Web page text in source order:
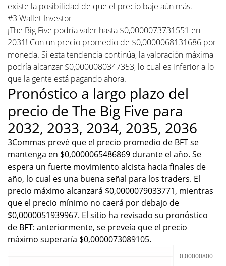
existe la posibilidad de que el precio baje aún más.
#3 Wallet Investor
¡The Big Five podría valer hasta $0,0000073731551 en
2031! Con un precio promedio de $0,0000068131686 por
moneda. Si esta tendencia continúa, la valoración máxima
podría alcanzar $0,0000080347353, lo cual es inferior a lo
que la gente está pagando ahora.
Pronóstico a largo plazo del
precio de The Big Five para
2032, 2033, 2034, 2035, 2036
3Commas prevé que el precio promedio de BFT se
mantenga en $0,0000065486869 durante el año. Se
espera un fuerte movimiento alcista hacia finales de
año, lo cual es una buena señal para los traders. El
precio máximo alcanzará $0,0000079033771, mientras
que el precio mínimo no caerá por debajo de
$0,0000051939967. El sitio ha revisado su pronóstico
de BFT: anteriormente, se preveía que el precio
máximo superaría $0,0000073089105.